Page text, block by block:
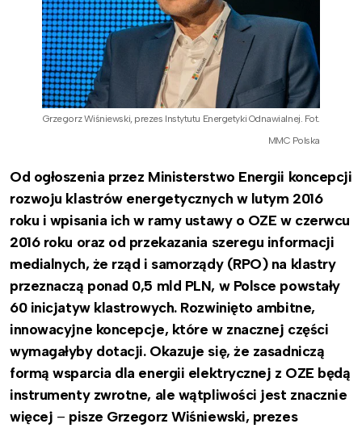
Grzegorz Wiśniewski, prezes Instytutu Energetyki Odnawialnej. Fot.
MMC Polska
Od ogłoszenia przez Ministerstwo Energii koncepcji
rozwoju klastrów energetycznych w lutym 2016
roku i wpisania ich w ramy ustawy o OZE w czerwcu
2016 roku oraz od przekazania szeregu informacji
medialnych, że rząd i samorządy (RPO) na klastry
przeznaczą ponad 0,5 mld PLN, w Polsce powstały
60 inicjatyw klastrowych. Rozwinięto ambitne,
innowacyjne koncepcje, które w znacznej części
wymagałyby dotacji. Okazuje się, że zasadniczą
formą wsparcia dla energii elektrycznej z OZE będą
instrumenty zwrotne, ale wątpliwości jest znacznie
więcej – pisze Grzegorz Wiśniewski, prezes